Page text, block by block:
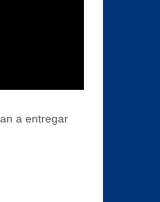
a entregar